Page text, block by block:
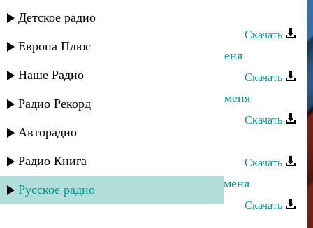
Детское радио
Европа Плюс
Наше Радио
Радио Рекорд
Авторадио
Радио Книга
Русское радио
Умалав Кебедов - Ты для меня
Скачать
Асадула Бахтанов - Посмотри на меня
Скачать
Апанди Исмаилгаджиев - Обними меня
Скачать
Заирбек Ордашев - Обними меня
Скачать
Хадижат Джамалудинова - Забери меня
Скачать